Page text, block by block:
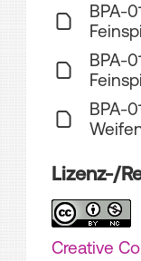
BPA-
BPA-
BPA-
Lizenz-/
Creative